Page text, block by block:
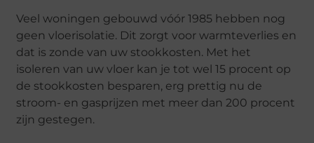
Veel woningen gebouwd vóór 1985 hebben nog
geen vloerisolatie. Dit zorgt voor warmteverlies en
dat is zonde van uw stookkosten. Met het
isoleren van uw vloer kan je tot wel 15 procent op
de stookkosten besparen, erg prettig nu de
stroom- en gasprijzen met meer dan 200 procent
zijn gestegen.